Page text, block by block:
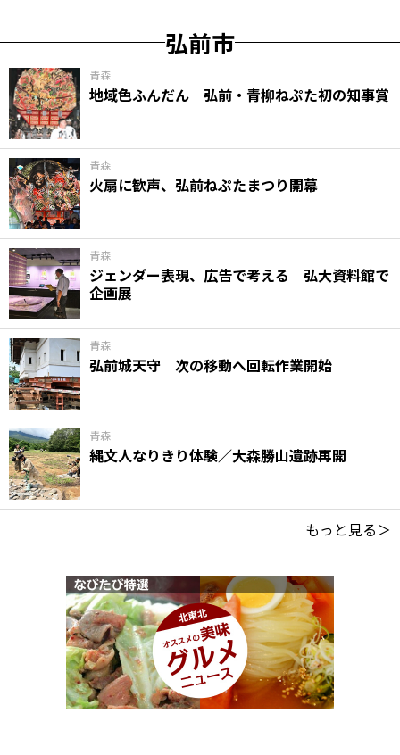
弘前市
青森
地域色ふんだん 弘前・青柳ねぷた初の知事賞
青森
火扇に歓声、弘前ねぷたまつり開幕
青森
ジェンダー表現、広告で考える 弘大資料館で
企画展
青森
弘前城天守 次の移動へ回転作業開始
青森
縄文人なりきり体験／大森勝山遺跡再開
もっと見る＞